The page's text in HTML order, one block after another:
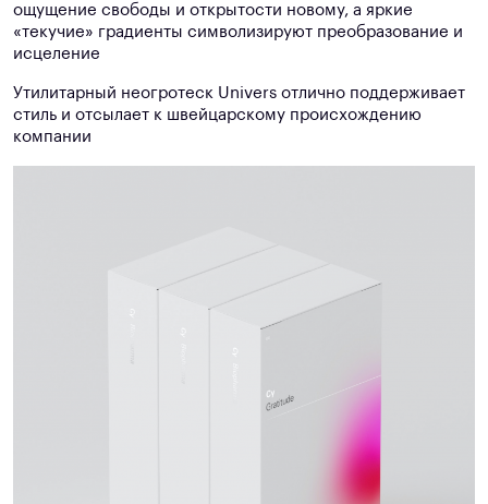
ощущение свободы и открытости новому, а яркие
«текучие» градиенты символизируют преобразование и
исцеление
Утилитарный неогротеск Univers отлично поддерживает
стиль и отсылает к швейцарскому происхождению
компании